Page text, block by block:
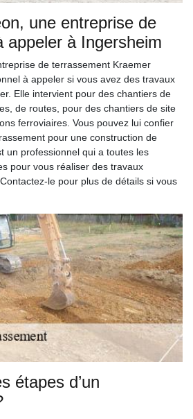
une entreprise de
appeler à Ingersheim
de terrassement Kraemer
à appeler si vous avez des travaux
Elle intervient pour des chantiers de
de routes, pour des chantiers de site
ferroviaires. Vous pouvez lui confier
pour une construction de
un professionnel qui a toutes les
pour vous réaliser des travaux
le pour plus de détails si vous
étapes d’un